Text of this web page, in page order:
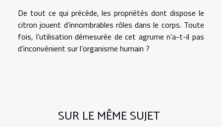
De tout ce qui précède, les propriétés dont dispose le
citron jouent d’innombrables rôles dans le corps. Toute
fois, l’utilisation démesurée de cet agrume n’a-t-il pas
d’inconvénient sur l’organisme humain ?
SUR LE MÊME SUJET